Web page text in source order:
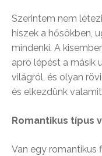
Szerintem nem
hiszek a hősökben,
mindenki. A
apró lépést a másik
világról, és olyan
és elkezdünk
Romantikus típus
Van egy romantikus